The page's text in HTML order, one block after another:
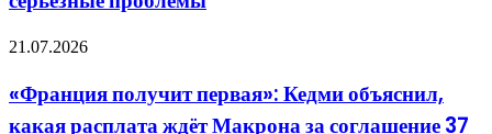
серьёзные
проблемы
«Франция
первая»:
Кедми
объяснил,
21.07.2026
«Франция получит первая»: Кедми объяснил,
какая расплата ждёт Макрона за соглашение 37